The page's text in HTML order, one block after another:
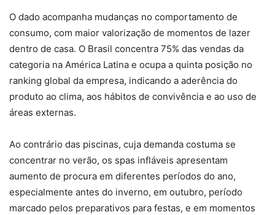
O dado acompanha mudanças no comportamento de
consumo, com maior valorização de momentos de lazer
dentro de casa. O Brasil concentra 75% das vendas da
categoria na América Latina e ocupa a quinta posição no
ranking global da empresa, indicando a aderência do
produto ao clima, aos hábitos de convivência e ao uso de
áreas externas.
Ao contrário das piscinas, cuja demanda costuma se
concentrar no verão, os spas infláveis apresentam
aumento de procura em diferentes períodos do ano,
especialmente antes do inverno, em outubro, período
marcado pelos preparativos para festas, e em momentos